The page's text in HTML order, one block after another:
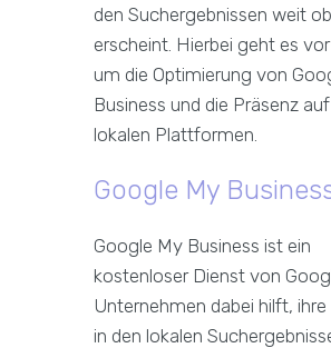
den Suchergebnissen weit
erscheint. Hierbei geht es
um die Optimierung von
Business und die Präsenz
lokalen Plattformen.
Google My
Google My Business ist ein
kostenloser Dienst von
Unternehmen dabei hilft,
in den lokalen